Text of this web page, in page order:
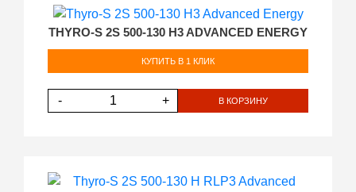
THYRO-S 2S 500-130 H3 ADVANCED ENERGY
КУПИТЬ В 1 КЛИК
- + В КОРЗИНУ